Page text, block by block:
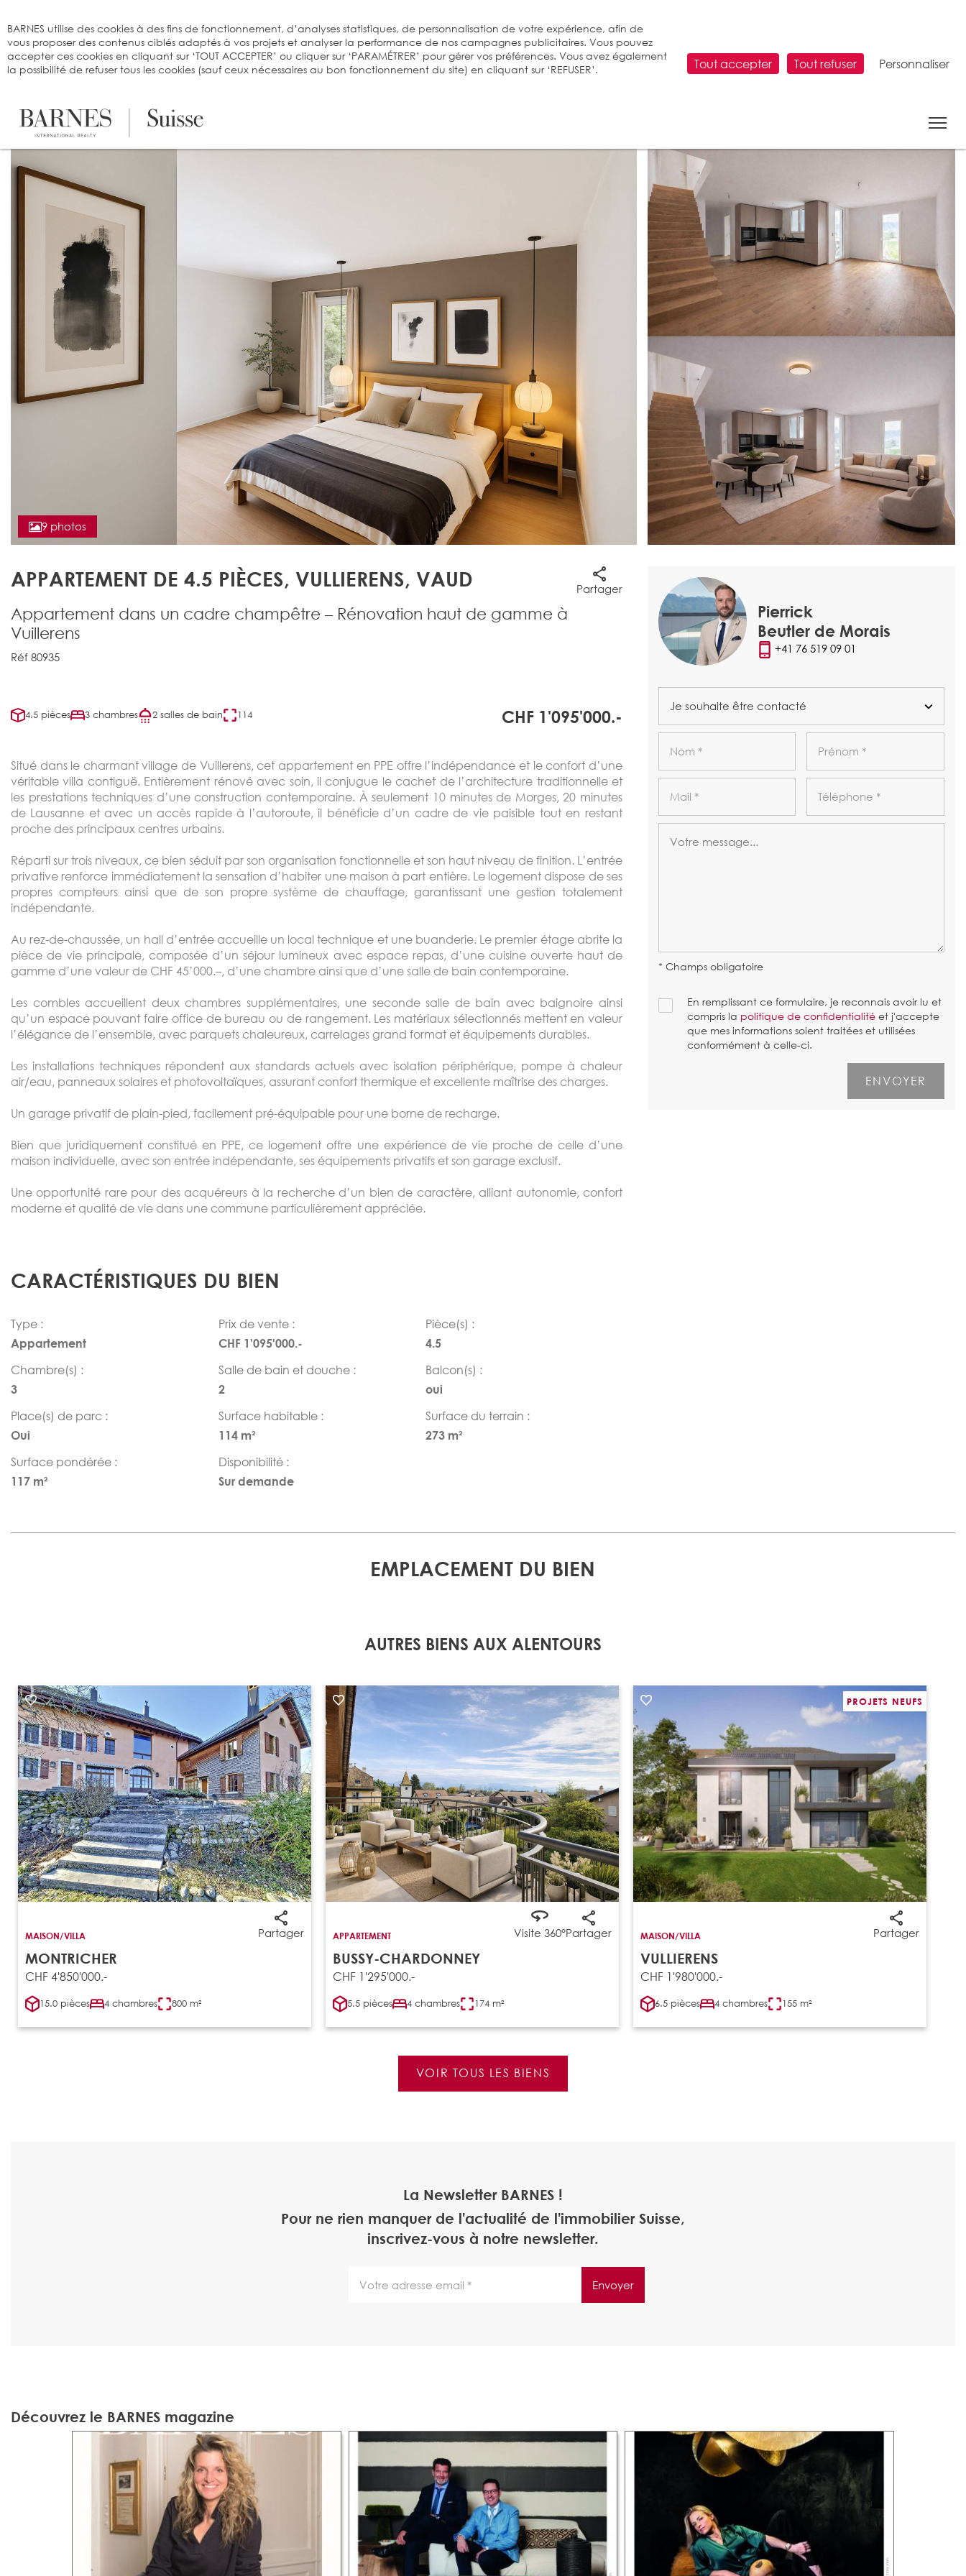
9 photos
APPARTEMENT DE 4.5 PIÈCES, VULLIERENS, VAUD Partager
Appartement dans un cadre champêtre – Rénovation haut de gamme à
Vuillerens
Réf 80935
4.5 pièces 3 chambres 2 salles de bain 114 CHF 1'095'000.-
Situé dans le charmant village de Vuillerens, cet appartement en PPE offre l’indépendance et le confort d’une
véritable villa contiguë. Entièrement rénové avec soin, il conjugue le cachet de l’architecture traditionnelle et
les prestations techniques d’une construction contemporaine. À seulement 10 minutes de Morges, 20 minutes
de Lausanne et avec un accès rapide à l’autoroute, il bénéficie d’un cadre de vie paisible tout en restant
proche des principaux centres urbains.
Réparti sur trois niveaux, ce bien séduit par son organisation fonctionnelle et son haut niveau de finition. L’entrée
privative renforce immédiatement la sensation d’habiter une maison à part entière. Le logement dispose de ses
propres compteurs ainsi que de son propre système de chauffage, garantissant une gestion totalement
indépendante.
Au rez-de-chaussée, un hall d’entrée accueille un local technique et une buanderie. Le premier étage abrite la
pièce de vie principale, composée d’un séjour lumineux avec espace repas, d’une cuisine ouverte haut de
gamme d’une valeur de CHF 45’000.–, d’une chambre ainsi que d’une salle de bain contemporaine.
Les combles accueillent deux chambres supplémentaires, une seconde salle de bain avec baignoire ainsi
qu’un espace pouvant faire office de bureau ou de rangement. Les matériaux sélectionnés mettent en valeur
l’élégance de l’ensemble, avec parquets chaleureux, carrelages grand format et équipements durables.
Les installations techniques répondent aux standards actuels avec isolation périphérique, pompe à chaleur
air/eau, panneaux solaires et photovoltaïques, assurant confort thermique et excellente maîtrise des charges.
Un garage privatif de plain-pied, facilement pré-équipable pour une borne de recharge.
Bien que juridiquement constitué en PPE, ce logement offre une expérience de vie proche de celle d’une
maison individuelle, avec son entrée indépendante, ses équipements privatifs et son garage exclusif.
Une opportunité rare pour des acquéreurs à la recherche d’un bien de caractère, alliant autonomie, confort
moderne et qualité de vie dans une commune particulièrement appréciée.
CARACTÉRISTIQUES DU BIEN
Type :
Appartement
Prix de vente :
CHF 1'095'000.-
Pièce(s) :
4.5
Chambre(s) :
3
Salle de bain et douche :
2
Balcon(s) :
oui
Place(s) de parc :
Oui
Surface habitable :
114 m²
Surface du terrain :
273 m²
Surface pondérée :
117 m²
Disponibilité :
Sur demande
Pierrick
Beutler de Morais
+41 76 519 09 01
* Champs obligatoire
En remplissant ce formulaire, je reconnais avoir lu et
compris la politique de confidentialitéet j'accepte
que mes informations soient traitées et utilisées
conformément à celle-ci.
EMPLACEMENT DU BIEN
AUTRES BIENS AUX ALENTOURS
Partager
MAISON/VILLA
MONTRICHER
CHF 4'850'000.-
15.0 pièces 4 chambres 800 m²
Visite 360°Partager
APPARTEMENT
BUSSY-CHARDONNEY
CHF 1'295'000.-
5.5 pièces 4 chambres 174 m²
PROJETS NEUFS
Partager
MAISON/VILLA
VULLIERENS
CHF 1'980'000.-
6.5 pièces 4 chambres 155 m²
VOIR TOUS LES BIENS
La Newsletter BARNES !
Pour ne rien manquer de l'actualité de l'immobilier Suisse,
inscrivez-vous à notre newsletter.
Découvrez le BARNES magazine
BARNES utilise des cookies à des fins de fonctionnement, d’analyses statistiques, de personnalisation de votre expérience, afin de
vous proposer des contenus ciblés adaptés à vos projets et analyser la performance de nos campagnes publicitaires. Vous pouvez
accepter ces cookies en cliquant sur ‘TOUT ACCEPTER’ ou cliquer sur ‘PARAMÉTRER’ pour gérer vos préférences. Vous avez également
la possibilité de refuser tous les cookies (sauf ceux nécessaires au bon fonctionnement du site) en cliquant sur ‘REFUSER’.
Tout accepter Tout refuser Personnaliser